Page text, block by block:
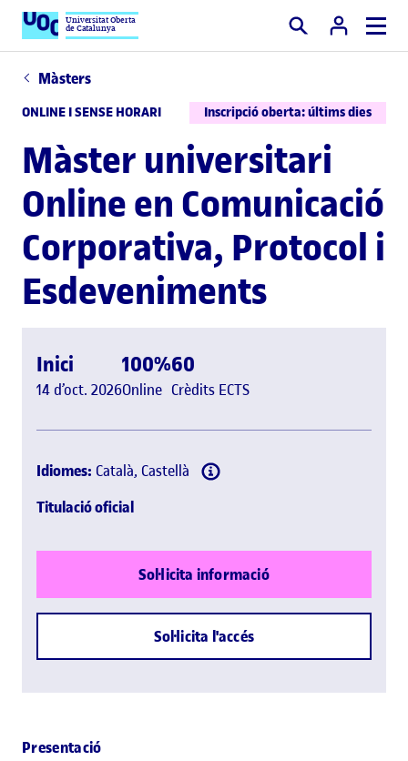
Universitat Oberta
de Catalunya Cercar
Màsters
ONLINE I SENSE HORARI Inscripció oberta: últims dies
Màster universitari
Online en Comunicació
Corporativa, Protocol i
Esdeveniments
Inici
14 d’oct. 2026
100%
Online
60
Crèdits ECTS
Idiomes: Català, Castellà
Titulació oficial
Sol·licita informació
Sol·licita l'accés
Presentació